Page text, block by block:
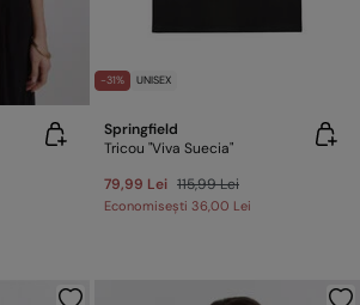
-31% UNISEX
Springfield
Tricou "Viva Suecia"
79,99 Lei 115,99 Lei
Economisești 36,00 Lei